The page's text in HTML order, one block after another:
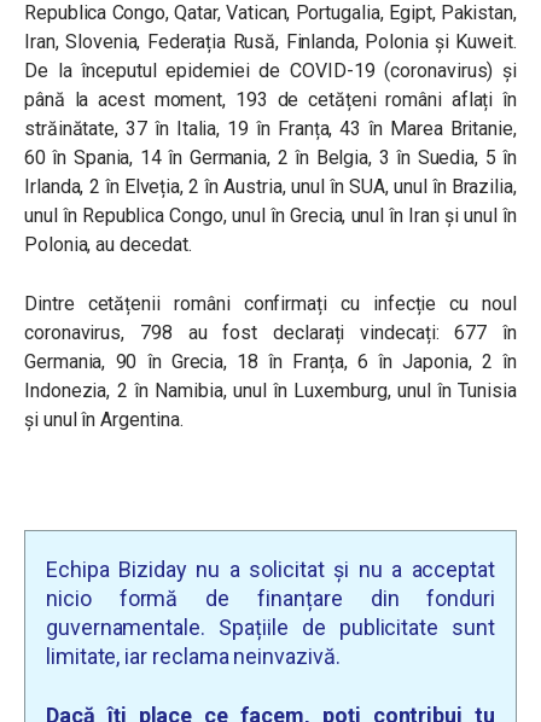
Republica Congo, Qatar, Vatican, Portugalia, Egipt, Pakistan,
Iran, Slovenia, Federația Rusă, Finlanda, Polonia și Kuweit.
De la începutul epidemiei de COVID-19 (coronavirus) și
până la acest moment, 193 de cetățeni români aflați în
străinătate, 37 în Italia, 19 în Franța, 43 în Marea Britanie,
60 în Spania, 14 în Germania, 2 în Belgia, 3 în Suedia, 5 în
Irlanda, 2 în Elveția, 2 în Austria, unul în SUA, unul în Brazilia,
unul în Republica Congo, unul în Grecia, unul în Iran și unul în
Polonia, au decedat.
Dintre cetățenii români confirmați cu infecție cu noul
coronavirus, 798 au fost declarați vindecați: 677 în
Germania, 90 în Grecia, 18 în Franța, 6 în Japonia, 2 în
Indonezia, 2 în Namibia, unul în Luxemburg, unul în Tunisia
și unul în Argentina.
Echipa Biziday nu a solicitat și nu a acceptat
nicio formă de finanțare din fonduri
guvernamentale. Spațiile de publicitate sunt
limitate, iar reclama neinvazivă.
Dacă îți place ce facem, poți contribui tu